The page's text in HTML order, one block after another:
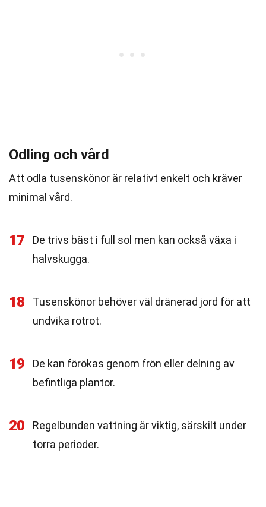
Odling och vård
Att odla tusenskönor är relativt enkelt och kräver
minimal vård.
17
De trivs bäst i full sol men kan också växa i
halvskugga.
18
Tusenskönor behöver väl dränerad jord för att
undvika rotrot.
19
De kan förökas genom frön eller delning av
befintliga plantor.
20
Regelbunden vattning är viktig, särskilt under
torra perioder.